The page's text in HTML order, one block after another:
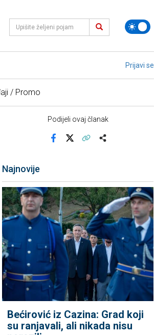
Prijavi se
/ Promo
Podijeli ovaj članak
Najnovije
Bećirović iz Cazina: Grad koji
su ranjavali, ali nikada nisu